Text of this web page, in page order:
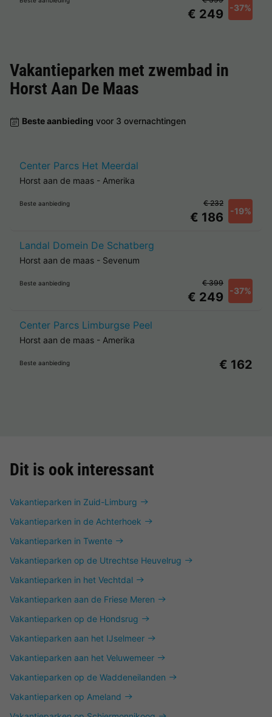
€ 249 -37%
Vakantieparken met zwembad in
Horst Aan De Maas
Beste aanbieding voor 3 overnachtingen
Center Parcs Het Meerdal
Horst aan de maas - Amerika
Beste aanbieding
€ 186 -19%
€ 232
Landal Domein De Schatberg
Horst aan de maas - Sevenum
Beste aanbieding
€ 249 -37%
€ 399
Center Parcs Limburgse Peel
Horst aan de maas - Amerika
Beste aanbieding € 162
Dit is ook interessant
Vakantieparken in Zuid-Limburg
Vakantieparken in de Achterhoek
Vakantieparken in Twente
Vakantieparken op de Utrechtse Heuvelrug
Vakantieparken in het Vechtdal
Vakantieparken aan de Friese Meren
Vakantieparken op de Hondsrug
Vakantieparken aan het IJselmeer
Vakantieparken aan het Veluwemeer
Vakantieparken op de Waddeneilanden
Vakantieparken op Ameland